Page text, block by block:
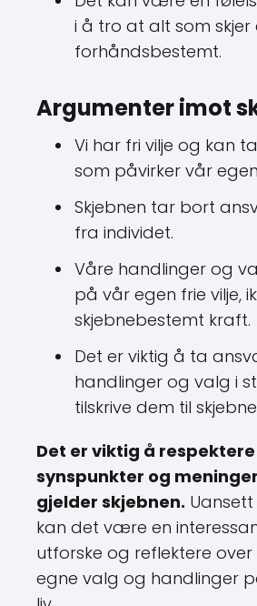
i å tro at alt som skjer
forhåndsbestemt.
Argumenter imot
Vi har fri vilje og kan
som påvirker vår
Skjebnen tar bort
fra individet.
Våre handlinger og
på vår egen frie vilje,
skjebnebestemt kraft.
Det er viktig å ta
handlinger og valg i
tilskrive dem til
Det er viktig å
synspunkter og
gjelder skjebnen.
kan det være en
utforske og reflektere
egne valg og handlinger